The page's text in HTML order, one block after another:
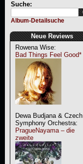
Suche:
Album-Detailsuche
Neue Reviews
Rowena Wise:
Bad Things Feel Good*
Dewa Budjana & Czech
Symphony Orchestra:
PragueNayama – die
zweite